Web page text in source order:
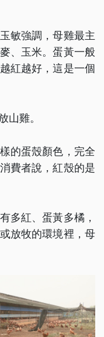
敏強調，母雞最主
、玉米。蛋黃一般
紅越好，這是一個
山雞。
的蛋殼顏色，完全
費者說，紅殼的是
多紅、蛋黃多橘，
放牧的環境裡，母